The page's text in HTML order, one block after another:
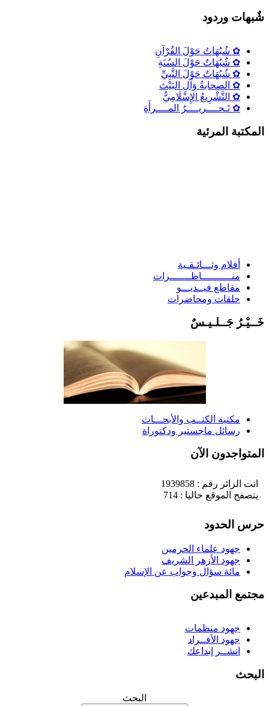
وردود
✿ شُبُهَاتٌ حَوْلَ القُرْآنِ
✿ شُبُهَاتٌ حَوْلَ السُنَةِ
✿ شُبُهَاتٌ حَوْلَ النَّبِيِّ
✿ الصحابةُ وَآلِ البَيْتَ
✿ التَّشْرِيعُ الإِسْلَامِيُّ
✿ تَـحــــريــــرُ المــــرأَةِ
المرئية
أفلام وثـــائـقـية
منــــــــــاظـــــــرات
مقاطع فيــديـــو
حلقات ومحاضرات
جَــلـيـسٌ
مكتبة الكتــب والأبحـــاث
رسائل ماجستير ودكتوراة
الآن
انت الزائر رقم : 1939858
يتصفح الموقع حاليا : 714
الحدود
جهود علماء الحرمين
جهود الأزهر الشريف
مائة سؤال وجواب عن الإسلام
المبدعين
جهود منظمات
جهود الأفــراد
انشــر إبداعك
البحث